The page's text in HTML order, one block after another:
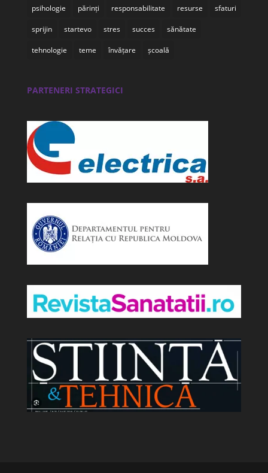
psihologie părinți responsabilitate resurse sfaturi
sprijin startevo stres succes sănătate
tehnologie teme învățare școală
PARTENERI STRATEGICI